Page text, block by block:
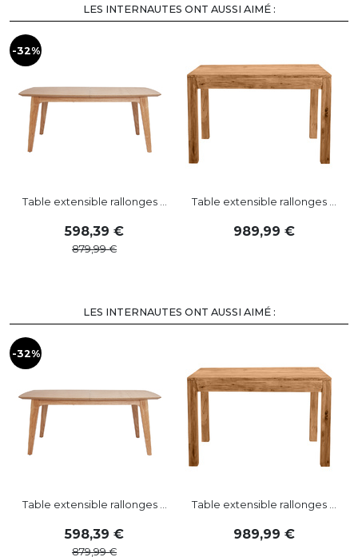
LES INTERNAUTES ONT AUSSI AIMÉ :
-32%
Table extensible rallonges ...
598,39
879,99
Table extensible rallonges ...
989,99
LES INTERNAUTES ONT AUSSI AIMÉ :
-32%
Table extensible rallonges ...
598,39
879,99
Table extensible rallonges ...
989,99